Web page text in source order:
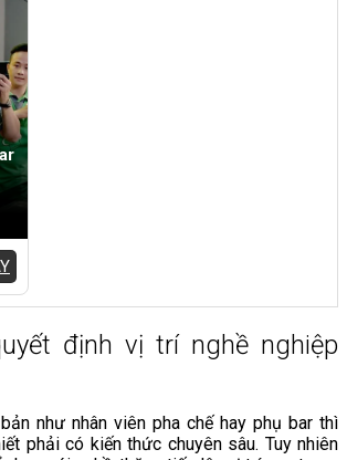
định vị trí nghề nghiệp
như nhân viên pha chế hay phụ bar thì
phải có kiến thức chuyên sâu. Tuy nhiên